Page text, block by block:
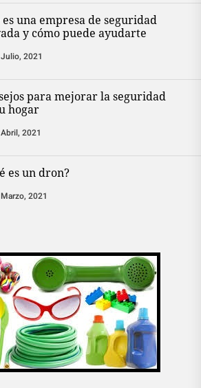
es una empresa de seguridad
y cómo puede ayudarte
2021
para mejorar la seguridad
hogar
2021
es un dron?
2021